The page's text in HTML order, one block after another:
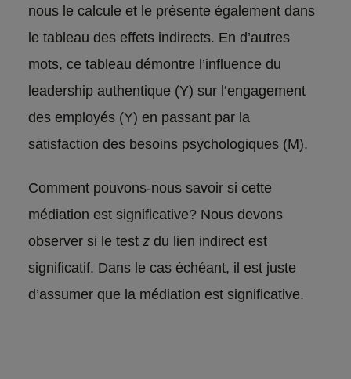
nous le calcule et le présente également dans
le tableau des effets indirects. En d’autres
mots, ce tableau démontre l’influence du
leadership authentique (Y) sur l’engagement
des employés (Y) en passant par la
satisfaction des besoins psychologiques (M).
Comment pouvons-nous savoir si cette
médiation est significative? Nous devons
observer si le test zdu lien indirect est
significatif. Dans le cas échéant, il est juste
d’assumer que la médiation est significative.